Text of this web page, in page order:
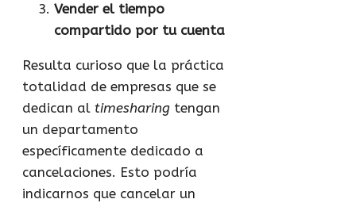
Vender el tiempo
compartido por tu cuenta
Resulta curioso que la práctica
totalidad de empresas que se
dedican al timesharing tengan
un departamento
específicamente dedicado a
cancelaciones. Esto podría
indicarnos que cancelar un